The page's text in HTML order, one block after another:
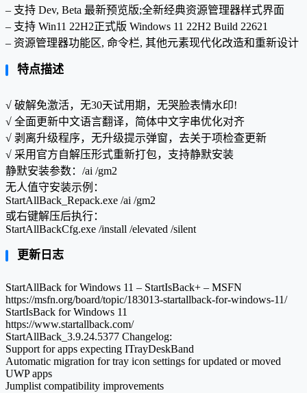
– 支持 Dev, Beta 最新预览版;全新经典资源管理器样式界面
– 支持 Win11 22H2正式版 Windows 11 22H2 Build 22621
– 资源管理器功能区, 命令栏, 其他元素现代化改造和重新设计
特点描述
√ 破解免激活，无30天试用期，无哭脸表情水印!
√ 全面更新中文语言翻译，简体中文字串优化对齐
√ 剥离升级程序，无升级提示弹窗，去关于项检查更新
√ 采用官方自解压形式重新打包，支持静默安装
静默安装参数：/ai /gm2
无人值守安装示例：
StartAllBack_Repack.exe /ai /gm2
或右键解压后执行：
StartAllBackCfg.exe /install /elevated /silent
更新日志
StartAllBack for Windows 11 – StartIsBack+ – MSFN
https://msfn.org/board/topic/183013-startallback-for-windows-11/
StartIsBack for Windows 11
https://www.startallback.com/
StartAllBack_3.9.24.5377 Changelog:
Support for apps expecting ITrayDeskBand
Automatic migration for tray icon settings for updated or moved
UWP apps
Jumplist compatibility improvements